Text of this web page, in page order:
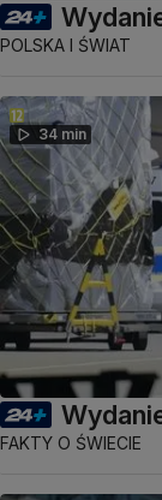
POLSKA I ŚWIAT
34 min
FAKTY O ŚWIECIE